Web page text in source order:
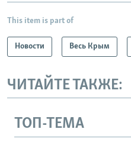
This item is part of
Новости Весь Крым
ЧИТАЙТЕ ТАКЖЕ:
ТОП-ТЕМА